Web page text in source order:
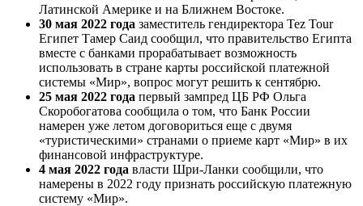
Латинской Америке и на Ближнем Востоке.
30 мая 2022 года заместитель гендиректора Tez Tour
Египет Тамер Саид сообщил, что правительство Египта
вместе с банками прорабатывает возможность
использовать в стране карты российской платежной
системы «Мир», вопрос могут решить к сентябрю.
25 мая 2022 года первый зампред ЦБ РФ Ольга
Скоробогатова сообщила о том, что Банк России
намерен уже летом договориться еще с двумя
«туристическими» странами о приеме карт «Мир» в их
финансовой инфраструктуре.
4 мая 2022 года власти Шри-Ланки сообщили, что
намерены в 2022 году признать российскую платежную
систему «Мир».